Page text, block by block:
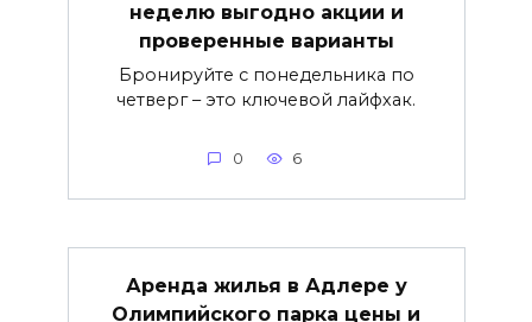
неделю выгодно акции и
проверенные варианты
Бронируйте с понедельника по
четверг – это ключевой лайфхак.
0 6
Аренда жилья в Адлере у
Олимпийского парка цены и